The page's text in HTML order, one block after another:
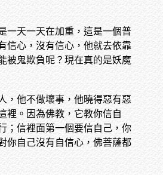
一天一天在加重，這是一個普
信心，沒有信心，他就去依靠
被鬼欺負呢？現在真的是妖魔
，他不做壞事，他曉得惡有惡
裡。因為佛教，它教你信自
；信裡面第一個要信自己，你
你自己沒有自信心，佛菩薩都